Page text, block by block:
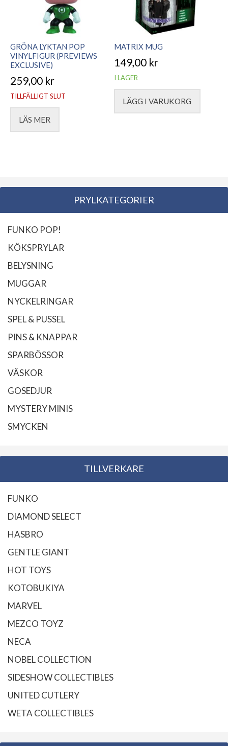
GRÖNA LYKTAN POP
VINYLFIGUR (PREVIEWS
EXCLUSIVE)
259,00 kr
TILLFÄLLIGT SLUT
LÄS MER
MATRIX MUG
149,00 kr
I LAGER
LÄGG I VARUKORG
PRYLKATEGORIER
FUNKO POP!
KÖKSPRYLAR
BELYSNING
MUGGAR
NYCKELRINGAR
SPEL & PUSSEL
PINS & KNAPPAR
SPARBÖSSOR
VÄSKOR
GOSEDJUR
MYSTERY MINIS
SMYCKEN
TILLVERKARE
FUNKO
DIAMOND SELECT
HASBRO
GENTLE GIANT
HOT TOYS
KOTOBUKIYA
MARVEL
MEZCO TOYZ
NECA
NOBEL COLLECTION
SIDESHOW COLLECTIBLES
UNITED CUTLERY
WETA COLLECTIBLES